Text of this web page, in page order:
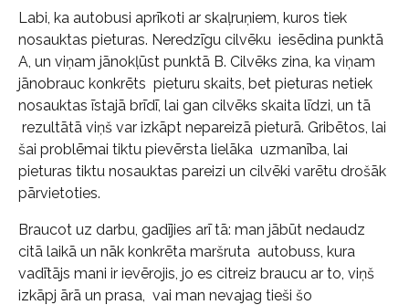
Labi, ka autobusi aprīkoti ar skaļruņiem, kuros tiek
nosauktas pieturas. Neredzīgu cilvēku iesēdina punktā
A, un viņam jānokļūst punktā B. Cilvēks zina, ka viņam
jānobrauc konkrēts pieturu skaits, bet pieturas netiek
nosauktas īstajā brīdī, lai gan cilvēks skaita līdzi, un tā
rezultātā viņš var izkāpt nepareizā pieturā. Gribētos, lai
šai problēmai tiktu pievērsta lielāka uzmanība, lai
pieturas tiktu nosauktas pareizi un cilvēki varētu drošāk
pārvietoties.
Braucot uz darbu, gadījies arī tā: man jābūt nedaudz
citā laikā un nāk konkrēta maršruta autobuss, kura
vadītājs mani ir ievērojis, jo es citreiz braucu ar to, viņš
izkāpj ārā un prasa, vai man nevajag tieši šo